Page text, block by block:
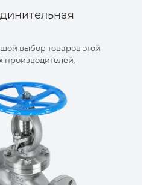
выбор товаров этой
производителей.